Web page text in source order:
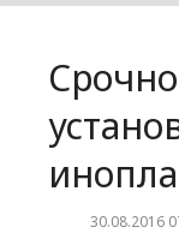
30.08.2016